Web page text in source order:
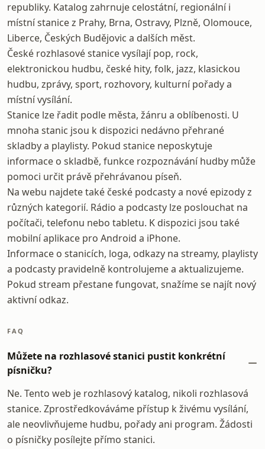
republiky. Katalog zahrnuje celostátní, regionální i
místní stanice z Prahy, Brna, Ostravy, Plzně, Olomouce,
Liberce, Českých Budějovic a dalších měst.
České rozhlasové stanice vysílají pop, rock,
elektronickou hudbu, české hity, folk, jazz, klasickou
hudbu, zprávy, sport, rozhovory, kulturní pořady a
místní vysílání.
Stanice lze řadit podle města, žánru a oblíbenosti. U
mnoha stanic jsou k dispozici nedávno přehrané
skladby a playlisty. Pokud stanice neposkytuje
informace o skladbě, funkce rozpoznávání hudby může
pomoci určit právě přehrávanou píseň.
Na webu najdete také české podcasty a nové epizody z
různých kategorií. Rádio a podcasty lze poslouchat na
počítači, telefonu nebo tabletu. K dispozici jsou také
mobilní aplikace pro Android a iPhone.
Informace o stanicích, loga, odkazy na streamy, playlisty
a podcasty pravidelně kontrolujeme a aktualizujeme.
Pokud stream přestane fungovat, snažíme se najít nový
aktivní odkaz.
FAQ
Můžete na rozhlasové stanici pustit konkrétní
písničku?
Ne. Tento web je rozhlasový katalog, nikoli rozhlasová
stanice. Zprostředkováváme přístup k živému vysílání,
ale neovlivňujeme hudbu, pořady ani program. Žádosti
o písničky posílejte přímo stanici.